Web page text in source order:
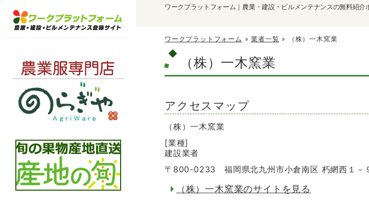
ワークプラットフォーム｜農業・建設・ビルメンテナンスの無料紹介
ワークプラットフォーム »業者一覧 » （株）一木窯業
（株）一木窯業
アクセスマップ
（株）一木窯業
[業種]
建設業者
〒800-0233 福岡県北九州市小倉南区 朽網西１－
（株）一木窯業のサイトを見る